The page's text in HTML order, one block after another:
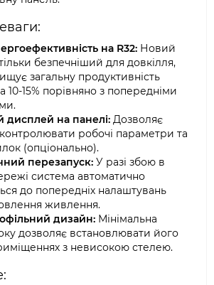
на R32: Новий
безпечніший для довкілля,
загальну продуктивність
10-15% порівняно з попередніми
на панелі: Дозволяє
контролювати робочі параметри та
(опціонально).
перезапуск: У разі збою в
система автоматично
до попередніх налаштувань
живлення.
дизайн: Мінімальна
дозволяє встановлювати його
з невисокою стелею.